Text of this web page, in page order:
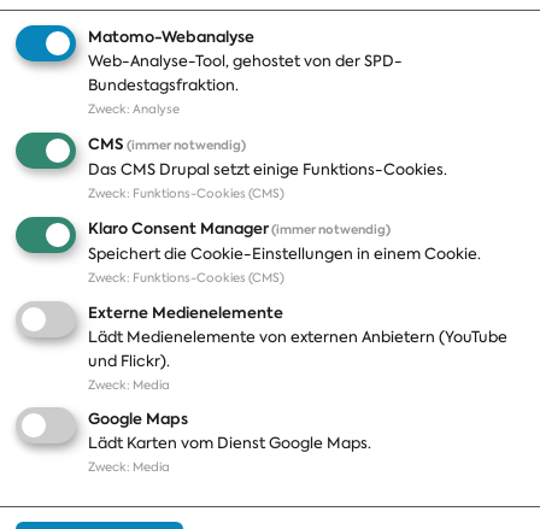
Themen
Positionen
Publikationen
Presse
Fotos
Pressekontakt
Termine
Jobs und Ausbildung
Häufige Fragen
Podcast
Abonnements
Aktualisierungen
Kontakt
Impressum
Matomo-Webanalyse
Web-Analyse-Tool, gehostet von der SPD-
Bundestagsfraktion.
Zweck: Analyse
CMS (immer notwendig)
Das CMS Drupal setzt einige Funktions-Cookies.
Zweck: Funktions-Cookies (CMS)
Klaro Consent Manager(immer notwendig)
Speichert die Cookie-Einstellungen in einem Cookie.
Zweck: Funktions-Cookies (CMS)
Externe Medienelemente
Lädt Medienelemente von externen Anbietern (YouTube
und Flickr).
Zweck: Media
Google Maps
Lädt Karten vom Dienst Google Maps.
Zweck: Media